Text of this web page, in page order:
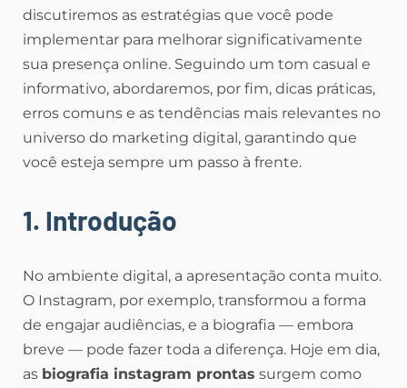
discutiremos as estratégias que você pode
implementar para melhorar significativamente
sua presença online. Seguindo um tom casual e
informativo, abordaremos, por fim, dicas práticas,
erros comuns e as tendências mais relevantes no
universo do marketing digital, garantindo que
você esteja sempre um passo à frente.
1. Introdução
No ambiente digital, a apresentação conta muito.
O Instagram, por exemplo, transformou a forma
de engajar audiências, e a biografia — embora
breve — pode fazer toda a diferença. Hoje em dia,
as biografia instagram prontas surgem como